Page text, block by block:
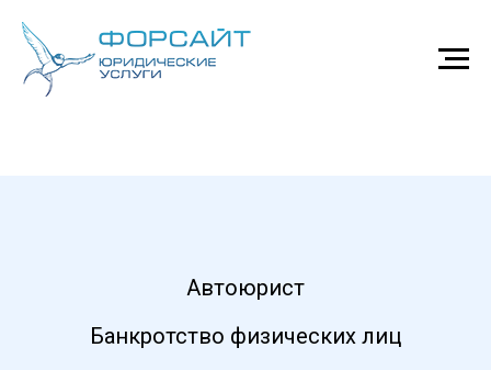
Автоюрист
Банкротство физических лиц